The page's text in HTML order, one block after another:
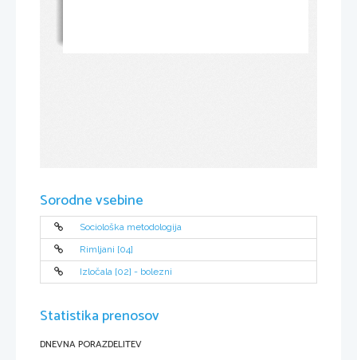
Sorodne vsebine
Sociološka metodologija
Rimljani [04]
Izločala [02] - bolezni
Statistika prenosov
DNEVNA PORAZDELITEV